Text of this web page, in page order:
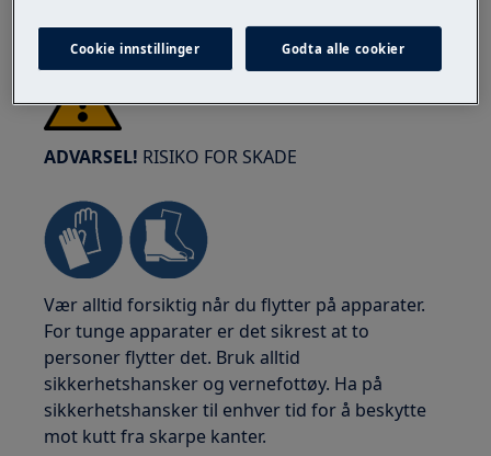
ADVARSEL! RISIKO FOR SKADE
Vær alltid forsiktig når du flytter på apparater.
For tunge apparater er det sikrest at to
personer flytter det. Bruk alltid
sikkerhetshansker og vernefottøy. Ha på
sikkerhetshansker til enhver tid for å beskytte
mot kutt fra skarpe kanter.
Cookie innstillinger Godta alle cookier